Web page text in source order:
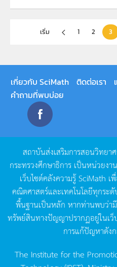
เริ่ม 1 2 3
เกี่ยวกับ SciMath ติดต่อเรา
คำถามที่พบบ่อย
สถาบันส่งเสริมการสอนวิทยา
กระทรวงศึกษาธิการ เป็นหน่วยงา
เว็บไซต์คลังความรู้SciMath เ
คณิตศาสตร์และเทคโนโลยีทุกระ
พื้นฐานเป็นหลัก หากท่านพบว่า
ทรัพย์สินทางปัญญาปรากฏอยู่ในเว็
การแก้ปัญหาดัง
The Institute for the